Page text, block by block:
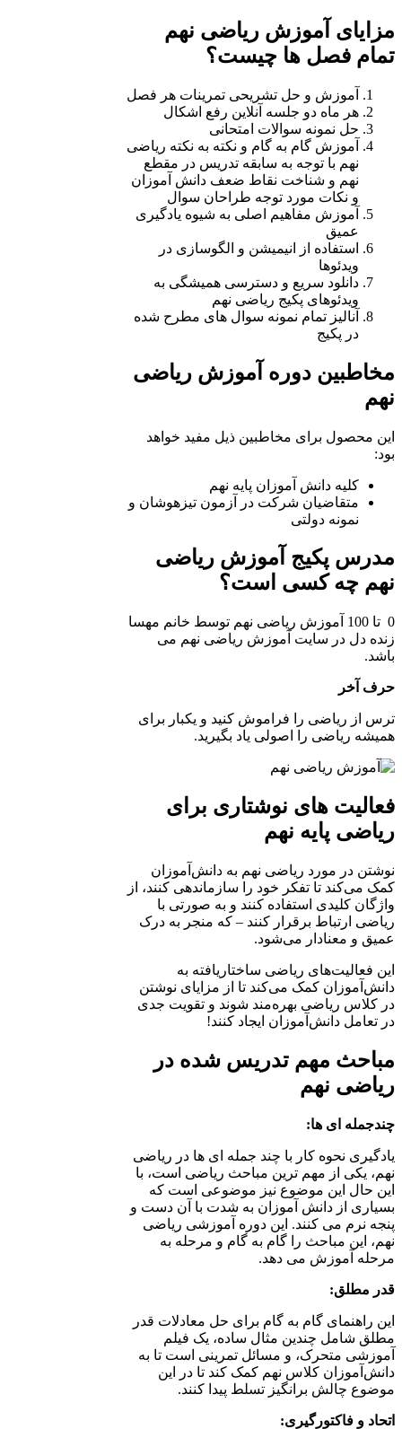
مزایای آموزش ریاضی نهم
تمام فصل ها چیست؟
آموزش و حل تشریحی تمرینات هر فصل
هر ماه دو جلسه آنلاین رفع اشکال
حل نمونه سوالات امتحانی
آموزش گام به گام و نکته به نکته ریاضی
نهم با توجه به سابقه تدریس در مقطع
نهم و شناخت نقاط ضعف دانش آموزان
و نکات مورد توجه طراحان سوال
آموزش مفاهیم اصلی به شیوه یادگیری
عمیق
استفاده از انیمیشن و الگوسازی در
ویدئوها
دانلود سریع و دسترسی همیشگی به
ویدئوهای پکیج ریاضی نهم
آنالیز تمام نمونه سوال های مطرح شده
در پکیج
مخاطبین دوره آموزش ریاضی
نهم
این محصول برای مخاطبین ذیل مفید خواهد
بود:
کلیه دانش آموزان پایه نهم
متقاضیان شرکت در آزمون تیزهوشان و
نمونه دولتی
مدرس پکیج آموزش ریاضی
نهم چه کسی است؟
0 تا 100 آموزش ریاضی نهم توسط خانم مهسا
زنده دل در سایت آموزش ریاضی نهم می
باشد.
حرف آخر
ترس از ریاضی را فراموش کنید و یکبار برای
همیشه ریاضی را اصولی یاد بگیرید.
فعالیت های نوشتاری برای
ریاضی پایه نهم
نوشتن در مورد ریاضی نهم به دانش‌آموزان
کمک می‌کند تا تفکر خود را سازماندهی کنند، از
واژگان کلیدی استفاده کنند و به صورتی با
ریاضی ارتباط برقرار کنند – که منجر به درک
عمیق و معنادار می‌شود.
این فعالیت‌های ریاضی ساختاریافته به
دانش‌آموزان کمک می‌کند تا از مزایای نوشتن
در کلاس ریاضی بهره‌مند شوند و تقویت جدی
در تعامل دانش‌آموزان ایجاد کنند!
مباحث مهم تدریس شده در
ریاضی نهم
چندجمله ای ها:
یادگیری نحوه کار با چند جمله ای ها در ریاضی
نهم، یکی از مهم ترین مباحث ریاضی است، با
این حال این موضوع نیز موضوعی است که
بسیاری از دانش آموزان به شدت با آن دست و
پنجه نرم می کنند. این دوره آموزشی ریاضی
نهم، این مباحث را گام به گام و مرحله به
مرحله آموزش می دهد.
قدر مطلق:
این راهنمای گام به گام برای حل معادلات قدر
مطلق شامل چندین مثال ساده، یک فیلم
آموزشی متحرک، و مسائل تمرینی است تا به
دانش‌آموزان کلاس نهم کمک کند تا در این
موضوع چالش برانگیز تسلط پیدا کنند.
اتحاد و فاکتورگیری: